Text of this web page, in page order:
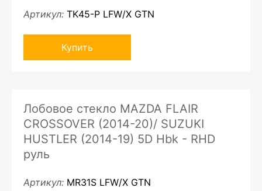
Артикул: TK45-P LFW/X GTN
Купить
Лобовое стекло MAZDA FLAIR
CROSSOVER (2014-20)/ SUZUKI
HUSTLER (2014-19) 5D Hbk - RHD
руль
Артикул: MR31S LFW/X GTN